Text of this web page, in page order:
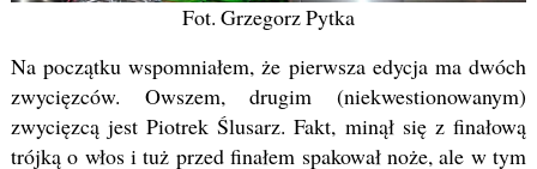
Fot. Grzegorz Pytka
Na początku wspomniałem, że pierwsza edycja ma dwóch
zwycięzców. Owszem, drugim (niekwestionowanym)
zwycięzcą jest Piotrek Ślusarz. Fakt, minął się z finałową
trójką o włos i tuż przed finałem spakował noże, ale w tym